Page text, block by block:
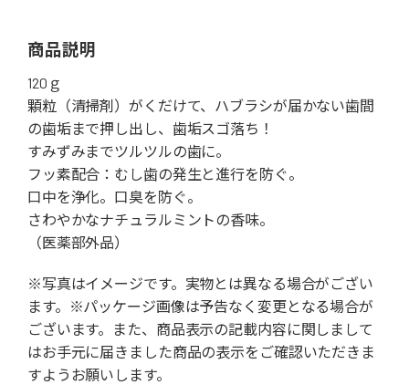
商品説明
120ｇ
顆粒（清掃剤）がくだけて、ハブラシが届かない歯間
の歯垢まで押し出し、歯垢スゴ落ち！
すみずみまでツルツルの歯に。
フッ素配合：むし歯の発生と進行を防ぐ。
口中を浄化。口臭を防ぐ。
さわやかなナチュラルミントの香味。
（医薬部外品）
※写真はイメージです。実物とは異なる場合がござい
ます。※パッケージ画像は予告なく変更となる場合が
ございます。また、商品表示の記載内容に関しまして
はお手元に届きました商品の表示をご確認いただきま
すようお願いします。